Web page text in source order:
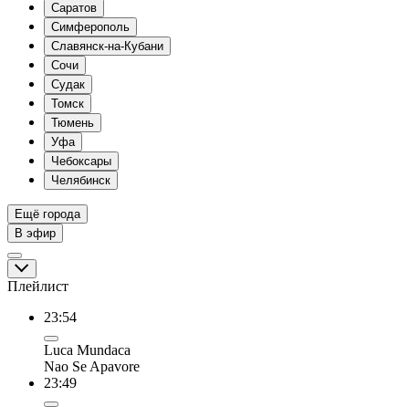
Саратов
Симферополь
Славянск-на-Кубани
Сочи
Судак
Томск
Тюмень
Уфа
Чебоксары
Челябинск
Ещё города
В эфир
Плейлист
23:54
Luca Mundaca
Nao Se Apavore
23:49